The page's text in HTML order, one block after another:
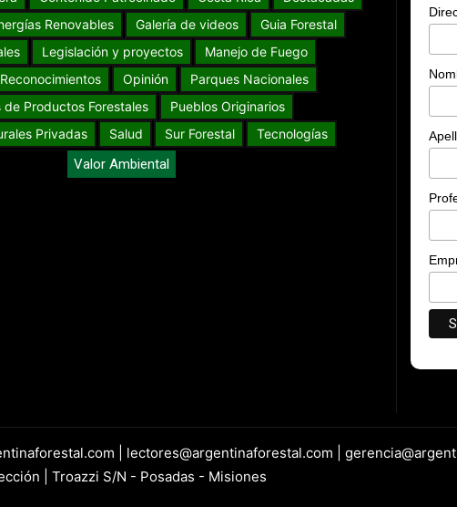
Renovables Galería de videos
Guia Forestal
Legislación y proyectos
Manejo de Fuego
Opinión
Parques Nacionales
de Productos Forestales
Pueblos Originarios
Privadas
Salud Sur Forestal Tecnologías
Valor Ambiental
| lectores@argentinaforestal.com |
| Troazzi S/N - Posadas - Misiones